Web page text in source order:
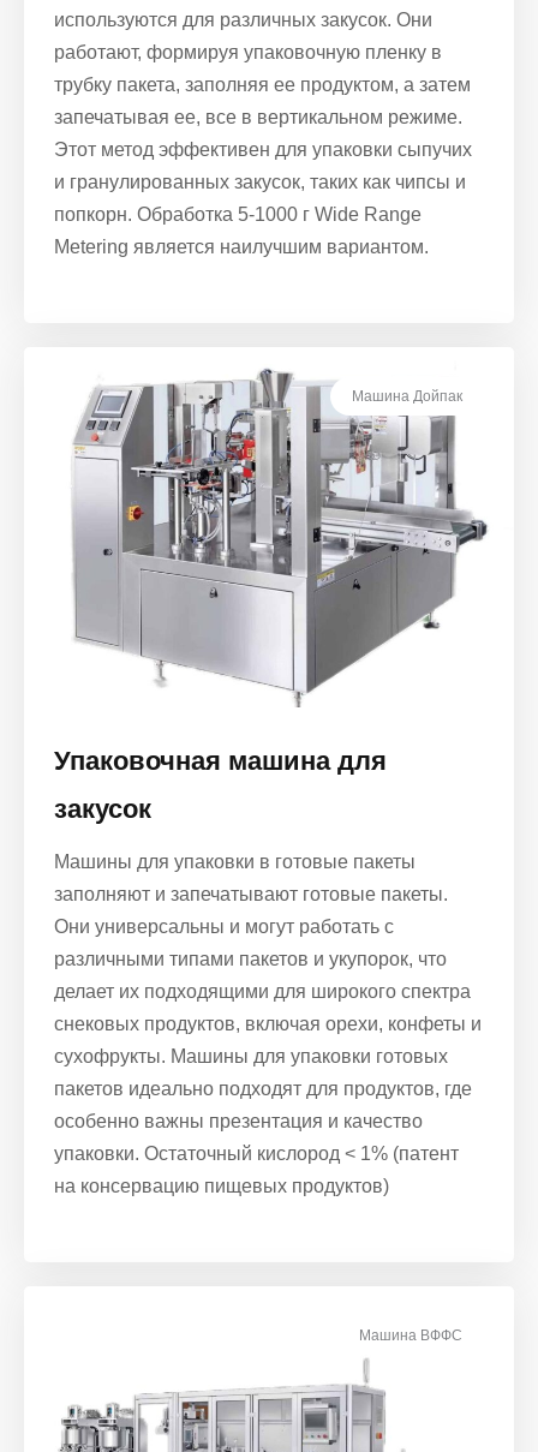
используются для различных закусок. Они
работают, формируя упаковочную пленку в
трубку пакета, заполняя ее продуктом, а затем
запечатывая ее, все в вертикальном режиме.
Этот метод эффективен для упаковки сыпучих
и гранулированных закусок, таких как чипсы и
попкорн. Обработка 5-1000 г Wide Range
Metering является наилучшим вариантом.
Машина Дойпак
Упаковочная машина для
закусок
Машины для упаковки в готовые пакеты
заполняют и запечатывают готовые пакеты.
Они универсальны и могут работать с
различными типами пакетов и укупорок, что
делает их подходящими для широкого спектра
снековых продуктов, включая орехи, конфеты и
сухофрукты. Машины для упаковки готовых
пакетов идеально подходят для продуктов, где
особенно важны презентация и качество
упаковки. Остаточный кислород < 1% (патент
на консервацию пищевых продуктов)
Машина ВФФС